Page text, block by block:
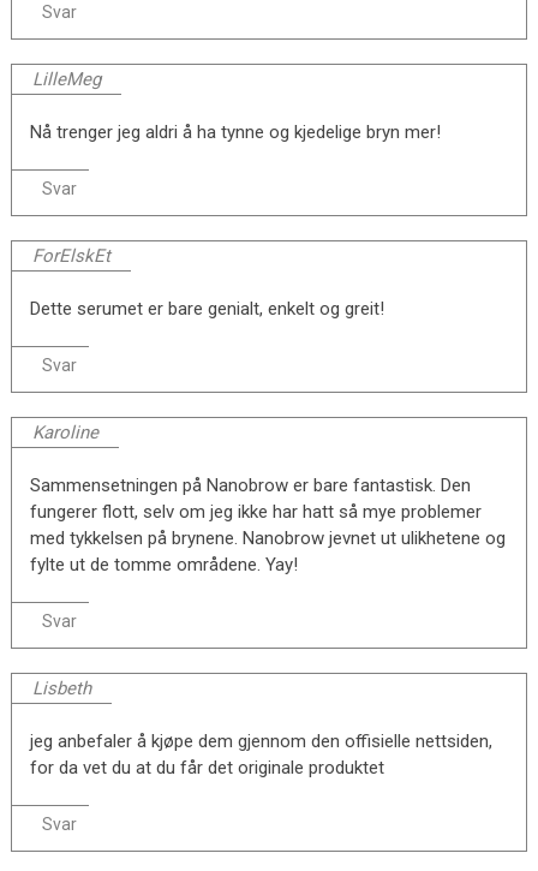
Svar
LilleMeg
Nå trenger jeg aldri å ha tynne og kjedelige bryn mer!
Svar
ForElskEt
Dette serumet er bare genialt, enkelt og greit!
Svar
Karoline
Sammensetningen på Nanobrow er bare fantastisk. Den
fungerer flott, selv om jeg ikke har hatt så mye problemer
med tykkelsen på brynene. Nanobrow jevnet ut ulikhetene og
fylte ut de tomme områdene. Yay!
Svar
Lisbeth
jeg anbefaler å kjøpe dem gjennom den offisielle nettsiden,
for da vet du at du får det originale produktet
Svar